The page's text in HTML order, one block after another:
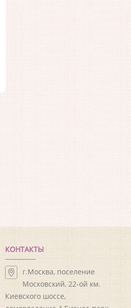
КОНТАКТЫ
г.Москва, поселение
Московский, 22-ой км.
Киевского шоссе,